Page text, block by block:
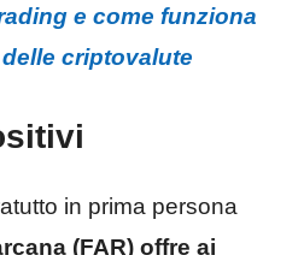
e come funziona
criptovalute
in prima persona
(FAR) offre ai